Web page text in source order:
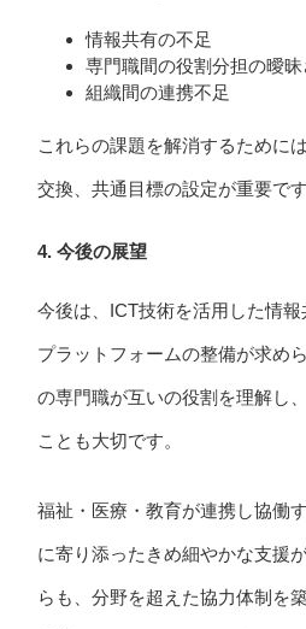
情報共有の不足
専門職間の役割分担の曖昧
組織間の連携不足
これらの課題を解消するために
交換、共通目標の設定が重要です
4.今後の展望
今後は、ICT技術を活用した情
プラットフォームの整備が求め
の専門職が互いの役割を理解し
ことも大切です。
福祉・医療・教育が連携し協働
に寄り添ったきめ細やかな支援
らも、分野を超えた協力体制を